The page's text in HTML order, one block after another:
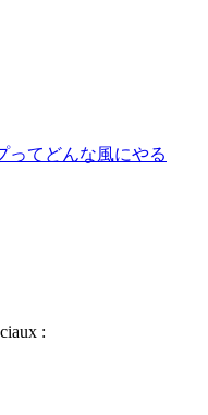
ってどんな風にやる
: